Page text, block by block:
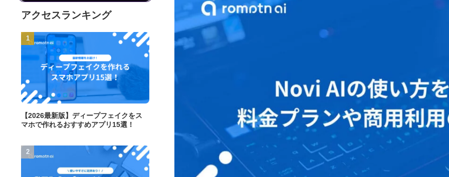
アクセスランキング
【2026最新版】ディープフェイクをス
マホで作れるおすすめアプリ15選！